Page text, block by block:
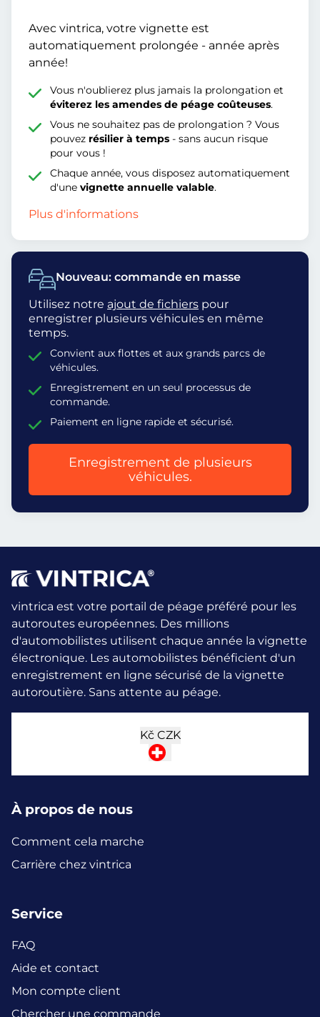
Nouveau: commande en masse
Utilisez notre ajout de fichiers pour
enregistrer plusieurs véhicules en même
temps.
Convient aux flottes et aux grands parcs de
véhicules.
Enregistrement en un seul processus de
commande.
Paiement en ligne rapide et sécurisé.
Enregistrement de plusieurs
véhicules.
Avec vintrica, votre vignette est
automatiquement prolongée - année après
année!
Vous n'oublierez plus jamais la prolongation et
éviterez les amendes de péage coûteuses.
Vous ne souhaitez pas de prolongation ? Vous
pouvez résilier à temps - sans aucun risque
pour vous !
Chaque année, vous disposez automatiquement
d'unevignette annuelle valable.
Plus d'informations
vintrica est votre portail de péage préféré pour les
autoroutes européennes. Des millions
d'automobilistes utilisent chaque année la vignette
électronique. Les automobilistes bénéficient d'un
enregistrement en ligne sécurisé de la vignette
autoroutière. Sans attente au péage.
Kč CZK
À propos de nous
Comment cela marche
Carrière chez vintrica
Service
FAQ
Aide et contact
Mon compte client
Chercher une commande